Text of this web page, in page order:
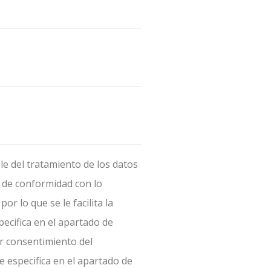
del tratamiento de los datos
conformidad con lo
lo que se le facilita la
en el apartado de
consentimiento del
especifica en el apartado de